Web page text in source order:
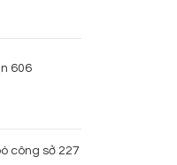
606
công sở 227